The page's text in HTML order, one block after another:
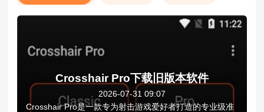
Crosshair Pro下载旧版本软件
2026-07-31 09:07
Crosshair Pro是一款专为射击游戏爱好者打造的专业级准